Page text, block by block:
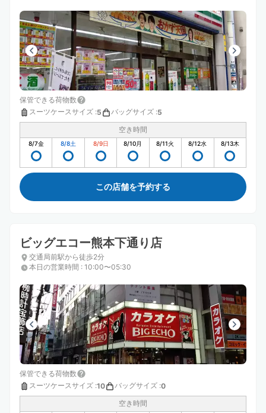
保管できる荷物数
スーツケースサイズ :5 バッグサイズ :5
空き時間
8/7金 8/8土 8/9日 8/10月 8/11火 8/12水 8/13木
この店舗を予約する
ビッグエコー熊本下通り店
交通局前駅から徒歩2分
本日の営業時間 : 10:00〜05:30
保管できる荷物数
スーツケースサイズ :10 バッグサイズ :0
空き時間